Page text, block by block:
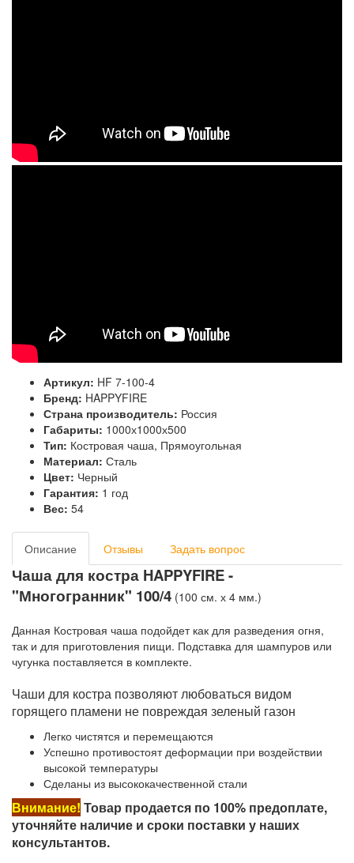
Артикул: HF 7-100-4
Бренд: HAPPYFIRE
Страна производитель: Россия
Габариты: 1000х1000х500
Тип: Костровая чаша, Прямоугольная
Материал: Сталь
Цвет: Черный
Гарантия: 1 год
Вес: 54
Описание Отзывы Задать вопрос
Чаша для костра HAPPYFIRE -
"Многогранник" 100/4 (100 см. х 4 мм.)
Данная Костровая чаша подойдет как для разведения огня,
так и для приготовления пищи. Подставка для шампуров или
чугунка поставляется в комплекте.
Чаши для костра позволяют любоваться видом
горящего пламени не повреждая зеленый газон
Легко чистятся и перемещаются
Успешно противостоят деформации при воздействии
высокой температуры
Сделаны из высококачественной стали
Внимание! Товар продается по 100% предоплате,
уточняйте наличие и сроки поставки у наших
консультантов.